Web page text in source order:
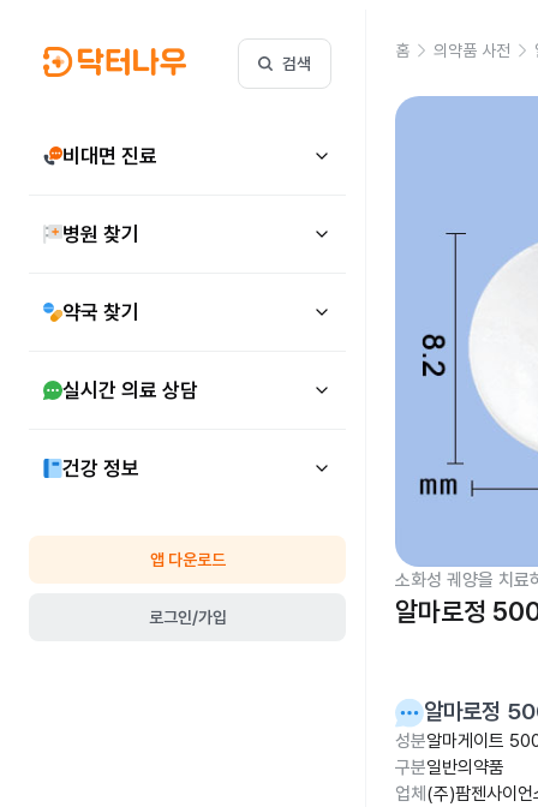
검색
비대면 진료
병원 찾기
약국 찾기
실시간 의료 상담
건강 정보
앱 다운로드
로그인/가입
홈 의약품 사전
소화성 궤양을 치료
알마로정
알마로정
성분알마게이트
구분일반의약품
업체 (주)팜젠사이언